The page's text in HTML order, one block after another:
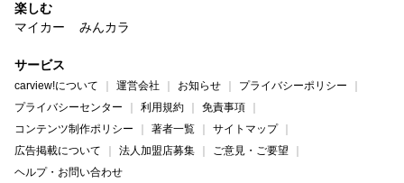
楽しむ
マイカー
みんカラ
サービス
carview!について 運営会社 お知らせ
プライバシーポリシー
プライバシーセンター
利用規約
免責事項
コンテンツ制作ポリシー
著者一覧
サイトマップ
広告掲載について
法人加盟店募集
ご意見・ご要望
ヘルプ・お問い合わせ